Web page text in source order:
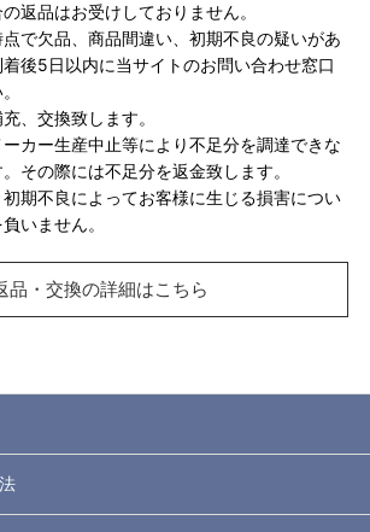
返品はお受けしておりません。
で欠品、商品間違い、初期不良の疑いがあ
後5日以内に当サイトのお問い合わせ窓口
、交換致します。
カー生産中止等により不足分を調達できな
その際には不足分を返金致します。
期不良によってお客様に生じる損害につい
いません。
品・交換の詳細はこちら